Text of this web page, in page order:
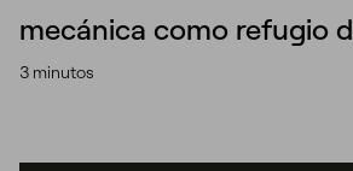
mecánica como refugio
3 minutos